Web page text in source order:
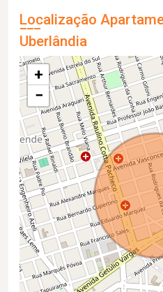
Localização
Uberlândia
+
−